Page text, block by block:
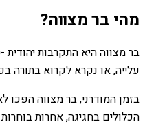
מהי בר מצווה?
עלייה, או נקרא לקרוא בתורה
בזמן המודרני, בר מצווה הפכו
הכלולים בחגיגה, אחרות